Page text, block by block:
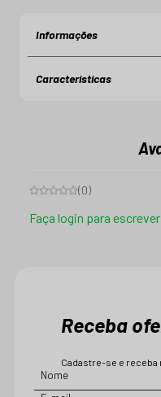
Informações
Características
(0)
Faça login para
Receba
Cadastre-se e